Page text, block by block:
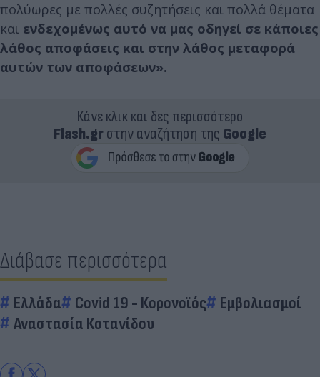
πολύωρες με πολλές συζητήσεις και πολλά θέματα
και ενδεχομένως αυτό να μας οδηγεί σε κάποιες
λάθος αποφάσεις και στην λάθος μεταφορά
αυτών των αποφάσεων».
Κάνε κλικ και δες περισσότερο
Flash.grστην αναζήτηση της Google
Διάβασε περισσότερα
Ελλάδα Covid 19 - Κορονοϊός
Εμβολιασμοί
Αναστασία Κοτανίδου